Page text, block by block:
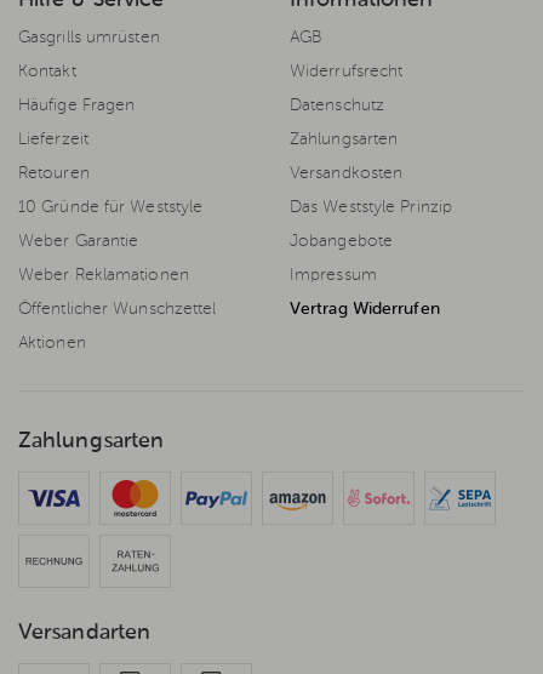
Gasgrills umrüsten
Kontakt
Häufige Fragen
Lieferzeit
Retouren
10 Gründe für Weststyle
Weber Garantie
Weber Reklamationen
Öffentlicher Wunschzettel
Aktionen
AGB
Widerrufsrecht
Datenschutz
Zahlungsarten
Versandkosten
Das Weststyle Prinzip
Jobangebote
Impressum
Vertrag Widerrufen
Zahlungsarten
Versandarten